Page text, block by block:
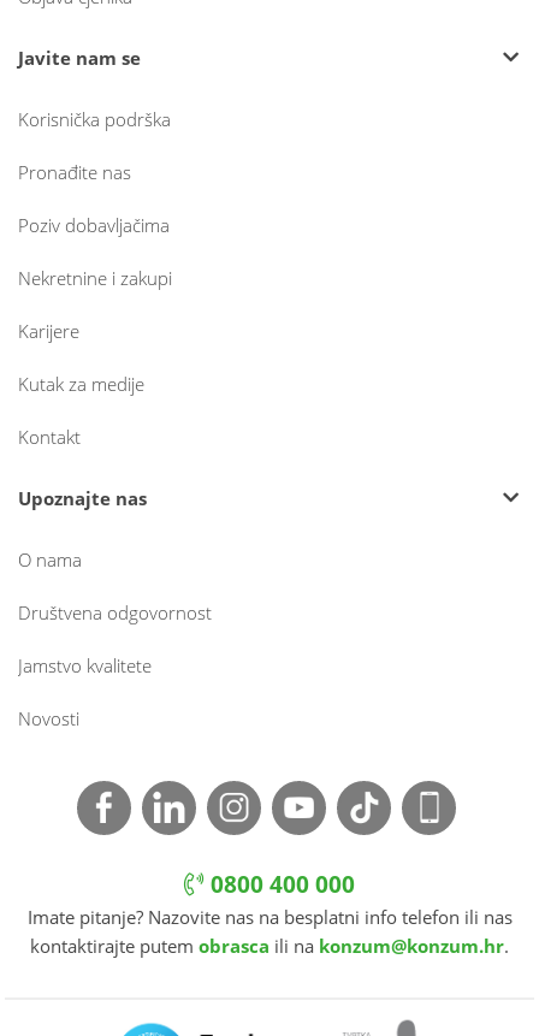
Javite nam se
Korisnička podrška
Pronađite nas
Poziv dobavljačima
Nekretnine i zakupi
Karijere
Kutak za medije
Kontakt
Upoznajte nas
O nama
Društvena odgovornost
Jamstvo kvalitete
Novosti
0800 400 000
Imate pitanje? Nazovite nas na besplatni info telefon ili nas
kontaktirajte putem obrasca ili na konzum@konzum.hr.